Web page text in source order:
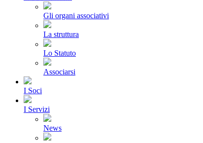
Gli organi associativi
La struttura
Lo Statuto
Associarsi
I Soci
I Servizi
News